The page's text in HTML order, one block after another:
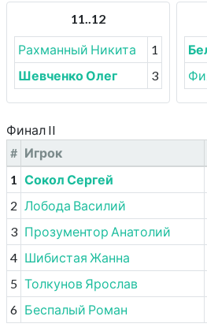
11..12
Рахманный Никита
1
Шевченко Олег
3
Финал II
# Игрок
1
Сокол Сергей
2
Лобода Василий
3 Прозументор Анатолий
4 Шибистая Жанна
5 Толкунов Ярослав
6 Беспалый Роман